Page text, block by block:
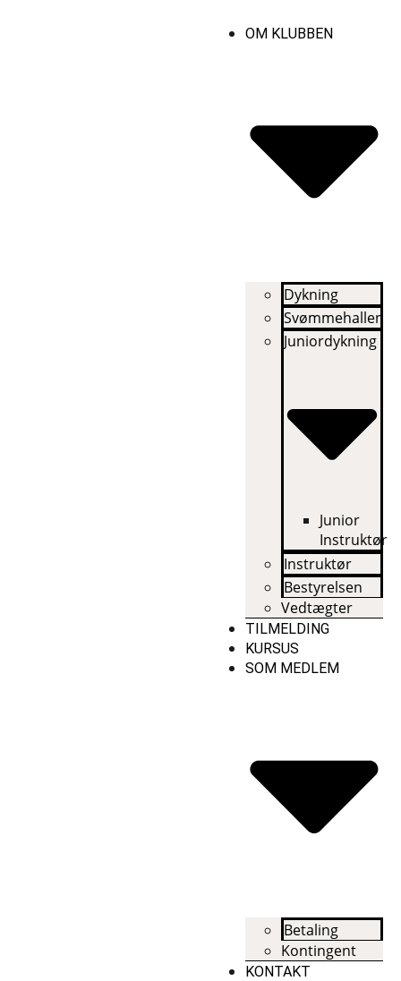
OM KLUBBEN
Dykning
Svømmehallen
Juniordykning
Junior
Instruktør
Instruktør
Bestyrelsen
Vedtægter
TILMELDING
KURSUS
SOM MEDLEM
Betaling
Kontingent
KONTAKT